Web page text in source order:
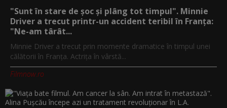
"Sunt în stare de șoc și plâng tot timpul". Minnie
Driver a trecut printr-un accident teribil în Franța:
"Ne-am târât...
Minnie Driver a trecut prin momente dramatice în timpul unei
călătorii în Franța. Actrița în vârstă...
Filmnow.ro